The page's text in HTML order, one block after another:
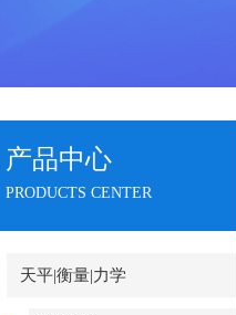
产品中心
PRODUCTS CENTER
天平|衡量|力学